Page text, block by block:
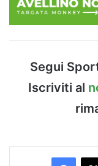
Segui
Iscriviti al